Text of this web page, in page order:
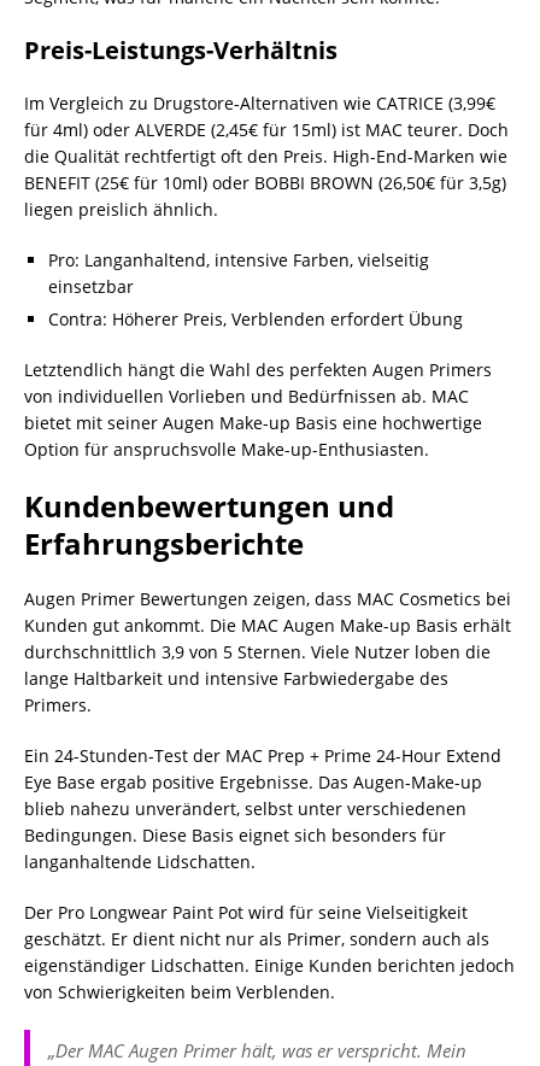
Preis-Leistungs-Verhältnis
Im Vergleich zu Drugstore-Alternativen wie CATRICE (3,99€
für 4ml) oder ALVERDE (2,45€ für 15ml) ist MAC teurer. Doch
die Qualität rechtfertigt oft den Preis. High-End-Marken wie
BENEFIT (25€ für 10ml) oder BOBBI BROWN (26,50€ für 3,5g)
liegen preislich ähnlich.
Pro: Langanhaltend, intensive Farben, vielseitig
einsetzbar
Contra: Höherer Preis, Verblenden erfordert Übung
Letztendlich hängt die Wahl des perfekten Augen Primers
von individuellen Vorlieben und Bedürfnissen ab. MAC
bietet mit seiner Augen Make-up Basis eine hochwertige
Option für anspruchsvolle Make-up-Enthusiasten.
Kundenbewertungen und
Erfahrungsberichte
Augen Primer Bewertungen zeigen, dass MAC Cosmetics bei
Kunden gut ankommt. Die MAC Augen Make-up Basis erhält
durchschnittlich 3,9 von 5 Sternen. Viele Nutzer loben die
lange Haltbarkeit und intensive Farbwiedergabe des
Primers.
Ein 24-Stunden-Test der MAC Prep + Prime 24-Hour Extend
Eye Base ergab positive Ergebnisse. Das Augen-Make-up
blieb nahezu unverändert, selbst unter verschiedenen
Bedingungen. Diese Basis eignet sich besonders für
langanhaltende Lidschatten.
Der Pro Longwear Paint Pot wird für seine Vielseitigkeit
geschätzt. Er dient nicht nur als Primer, sondern auch als
eigenständiger Lidschatten. Einige Kunden berichten jedoch
von Schwierigkeiten beim Verblenden.
„Der MAC Augen Primer hält, was er verspricht. Mein